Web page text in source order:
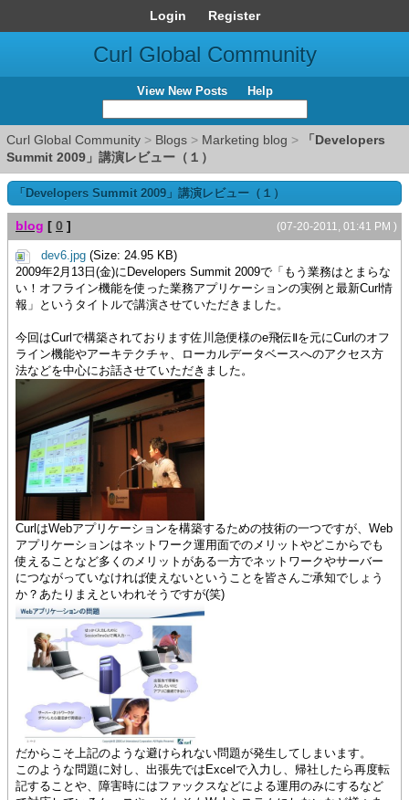
Login Register
Curl Global Community
View New Posts Help
Curl Global Community > Blogs > Marketing blog >
「Developers
Summit 2009」講演レビュー（１）
「Developers Summit 2009」講演レビュー（１）
(07-20-2011, 01:41 PM )
blog [ 0 ]
dev6.jpg (Size: 24.95 KB)
2009年2月13日(金)にDevelopers Summit 2009で「もう業務はとまらな
い！オフライン機能を使った業務アプリケーションの実例と最新Curl情
報」というタイトルで講演させていただきました。
今回はCurlで構築されております佐川急便様のe飛伝Ⅱを元にCurlのオフ
ライン機能やアーキテクチャ、ローカルデータベースへのアクセス方
法などを中心にお話させていただきました。
CurlはWebアプリケーションを構築するための技術の一つですが、Web
アプリケーションはネットワーク運用面でのメリットやどこからでも
使えることなど多くのメリットがある一方でネットワークやサーバー
につながっていなければ使えないということを皆さんご承知でしょう
か？あたりまえといわれそうですが(笑)
だからこそ上記のような避けられない問題が発生してしまいます。
このような問題に対し、出張先ではExcelで入力し、帰社したら再度転
記することや、障害時にはファックスなどによる運用のみにするなど